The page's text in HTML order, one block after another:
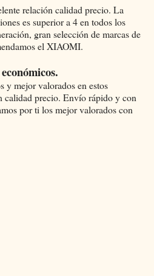
relación calidad precio. La
es superior a 4 en todos los
gran selección de marcas de
el XIAOMI.
y mejor valorados en estos
calidad precio. Envío rápido y con
por ti los mejor valorados con